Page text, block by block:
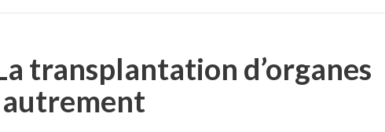
transplantation d’organes
autrement